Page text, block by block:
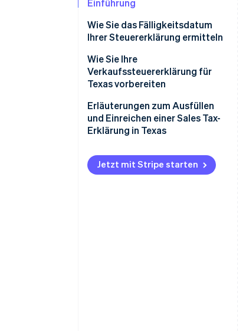
Einführung
Wie Sie das Fälligkeitsdatum
Ihrer Steuererklärung ermitteln
Wie Sie Ihre
Verkaufssteuererklärung für
Texas vorbereiten
Fällige lokale Verkaufssteuern
Erläuterungen zum Ausfüllen
und Einreichen einer Sales Tax-
Erklärung in Texas
Jetzt mit Stripe starten